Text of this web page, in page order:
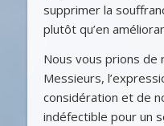
supprimer la
plutôt qu’en
Nous vous prions
Messieurs,
considération et de
indéfectible pour un